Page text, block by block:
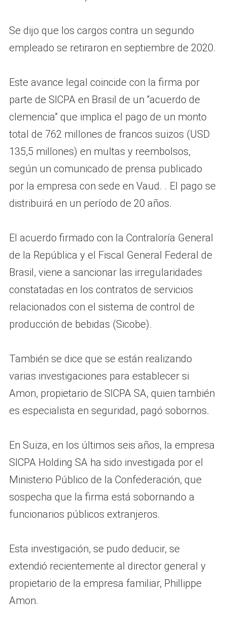
Se dijo que los cargos contra un segundo
empleado se retiraron en septiembre de 2020.
Este avance legal coincide con la firma por
parte de SICPA en Brasil de un “acuerdo de
clemencia” que implica el pago de un monto
total de 762 millones de francos suizos (USD
135,5 millones) en multas y reembolsos,
según un comunicado de prensa publicado
por la empresa con sede en Vaud. . El pago se
distribuirá en un período de 20 años.
El acuerdo firmado con la Contraloría General
de la República y el Fiscal General Federal de
Brasil, viene a sancionar las irregularidades
constatadas en los contratos de servicios
relacionados con el sistema de control de
producción de bebidas (Sicobe).
También se dice que se están realizando
varias investigaciones para establecer si
Amon, propietario de SICPA SA, quien también
es especialista en seguridad, pagó sobornos.
En Suiza, en los últimos seis años, la empresa
SICPA Holding SA ha sido investigada por el
Ministerio Público de la Confederación, que
sospecha que la firma está sobornando a
funcionarios públicos extranjeros.
Esta investigación, se pudo deducir, se
extendió recientemente al director general y
propietario de la empresa familiar, Phillippe
Amon.